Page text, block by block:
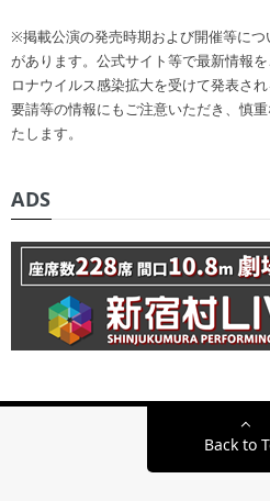
※掲載公演の発売時期および開催等に
があります。公式サイト等で最新情報
ロナウイルス感染拡大を受けて発表さ
要請等の情報にもご注意いただき、慎
たします。
ADS
Back to